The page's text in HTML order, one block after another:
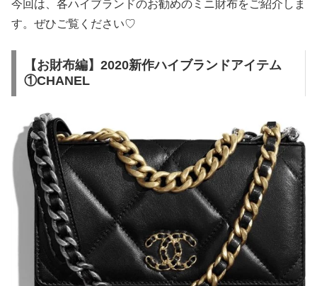
今回は、各ハイブランドのお勧めのミニ財布をご紹介しま
す。ぜひご覧ください♡
【お財布編】2020新作ハイブランドアイテム
①CHANEL